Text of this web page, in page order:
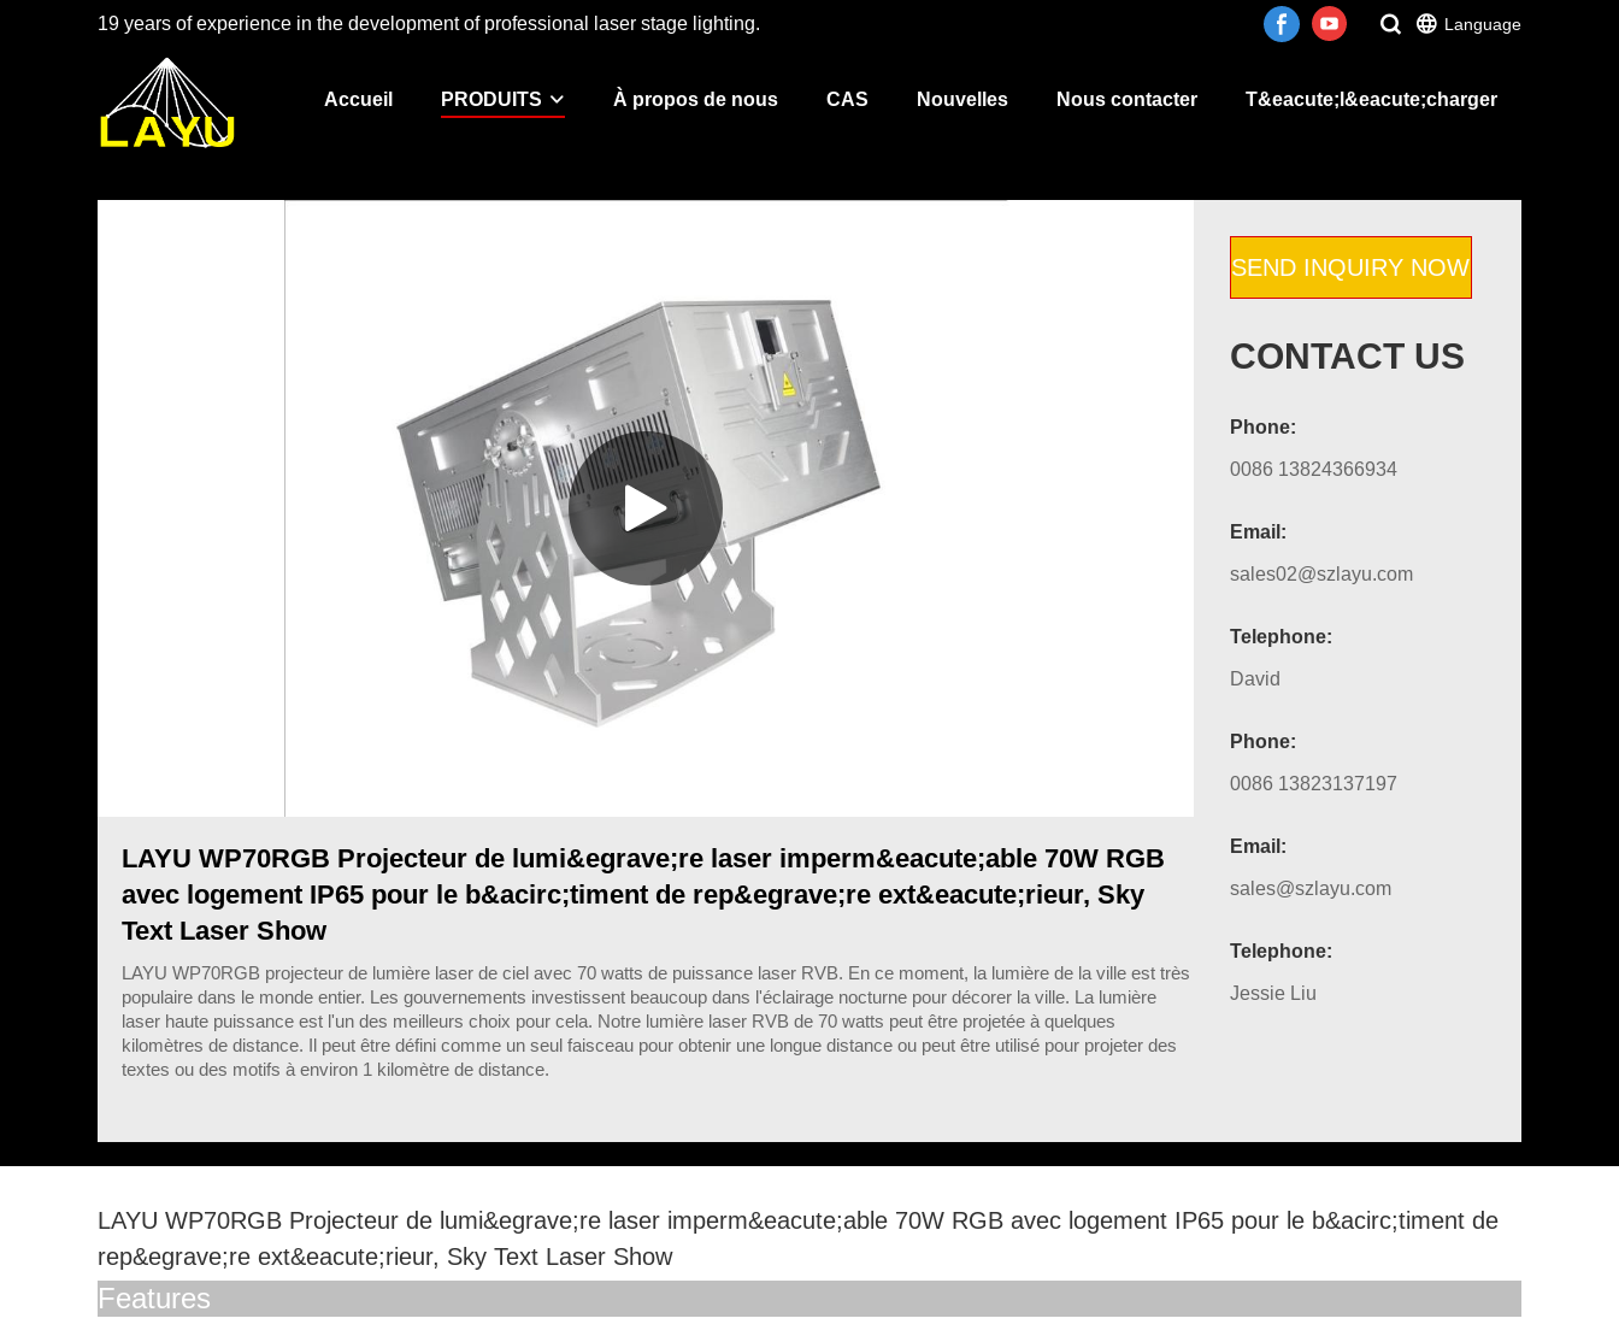
19 years of experience in the development of professional laser stage lighting. Language
Accueil PRODUITS À propos de nous CAS Nouvelles Nous contacter T&eacute;l&eacute;charger
LAYU WP70RGB Projecteur de lumi&egrave;re laser imperm&eacute;able 70W RGB
avec logement IP65 pour le b&acirc;timent de rep&egrave;re ext&eacute;rieur, Sky
Text Laser Show
LAYU WP70RGB projecteur de lumière laser de ciel avec 70 watts de puissance laser RVB. En ce moment, la lumière de la ville est très
populaire dans le monde entier. Les gouvernements investissent beaucoup dans l'éclairage nocturne pour décorer la ville. La lumière
laser haute puissance est l'un des meilleurs choix pour cela. Notre lumière laser RVB de 70 watts peut être projetée à quelques
kilomètres de distance. Il peut être défini comme un seul faisceau pour obtenir une longue distance ou peut être utilisé pour projeter des
textes ou des motifs à environ 1 kilomètre de distance.
SEND INQUIRY NOW
CONTACT US
Phone:
0086 13824366934
Email:
sales02@szlayu.com
Telephone:
David
Phone:
0086 13823137197
Email:
sales@szlayu.com
Telephone:
Jessie Liu
LAYU WP70RGB Projecteur de lumi&egrave;re laser imperm&eacute;able 70W RGB avec logement IP65 pour le b&acirc;timent de
rep&egrave;re ext&eacute;rieur, Sky Text Laser Show
Features